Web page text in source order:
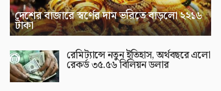
দেশের বাজারে স্বর্ণের দাম ভরিতে বাড়লো ২২১৬
টাকা
রেমিট্যান্সে নতুন ইতিহাস, অর্থবছরে এলো
রেকর্ড ৩৫.৫৬ বিলিয়ন ডলার